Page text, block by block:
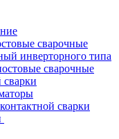
сварочные
инверторного типа
сварочные
сварки
сварки